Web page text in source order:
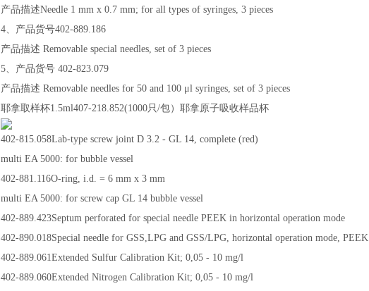
产品描述Needle 1 mm x 0.7 mm; for all types of syringes, 3 pieces
4、产品货号402-889.186
产品描述 Removable special needles, set of 3 pieces
5、产品货号 402-823.079
产品描述 Removable needles for 50 and 100 μl syringes, set of 3 pieces
耶拿取样杯1.5ml407-218.852(1000只/包）耶拿原子吸收样品杯
402-815.058Lab-type screw joint D 3.2 - GL 14, complete (red)
multi EA 5000: for bubble vessel
402-881.116O-ring, i.d. = 6 mm x 3 mm
multi EA 5000: for screw cap GL 14 bubble vessel
402-889.423Septum perforated for special needle PEEK in horizontal operation mode
402-890.018Special needle for GSS,LPG and GSS/LPG, horizontal operation mode, PEEK
402-889.061Extended Sulfur Calibration Kit; 0,05 - 10 mg/l
402-889.060Extended Nitrogen Calibration Kit; 0,05 - 10 mg/l